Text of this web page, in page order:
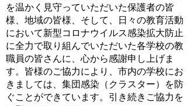
を温かく見守っていただいた保護者の皆
様、地域の皆様、そして、日々の教育活動
において新型コロナウイルス感染拡大防止
に全力で取り組んでいただいた各学校の教
職員の皆さんに、心から感謝申し上げま
す。皆様のご協力により、市内の学校にお
きましては、集団感染（クラスター）を防
ぐことができています。引き続きご協力を